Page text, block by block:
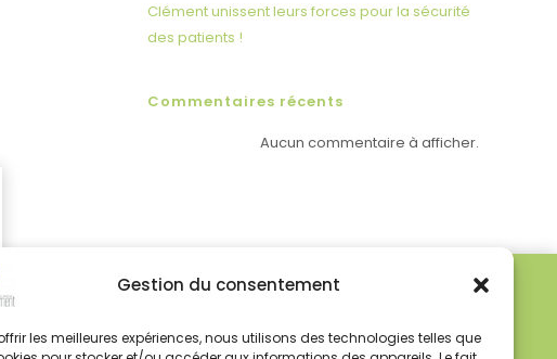
Gestion du consentement
les meilleures expériences, nous utilisons des technologies telles que
Clément unissent leurs forces pour la sécurité
des patients !
Commentaires récents
Aucun commentaire à afficher.